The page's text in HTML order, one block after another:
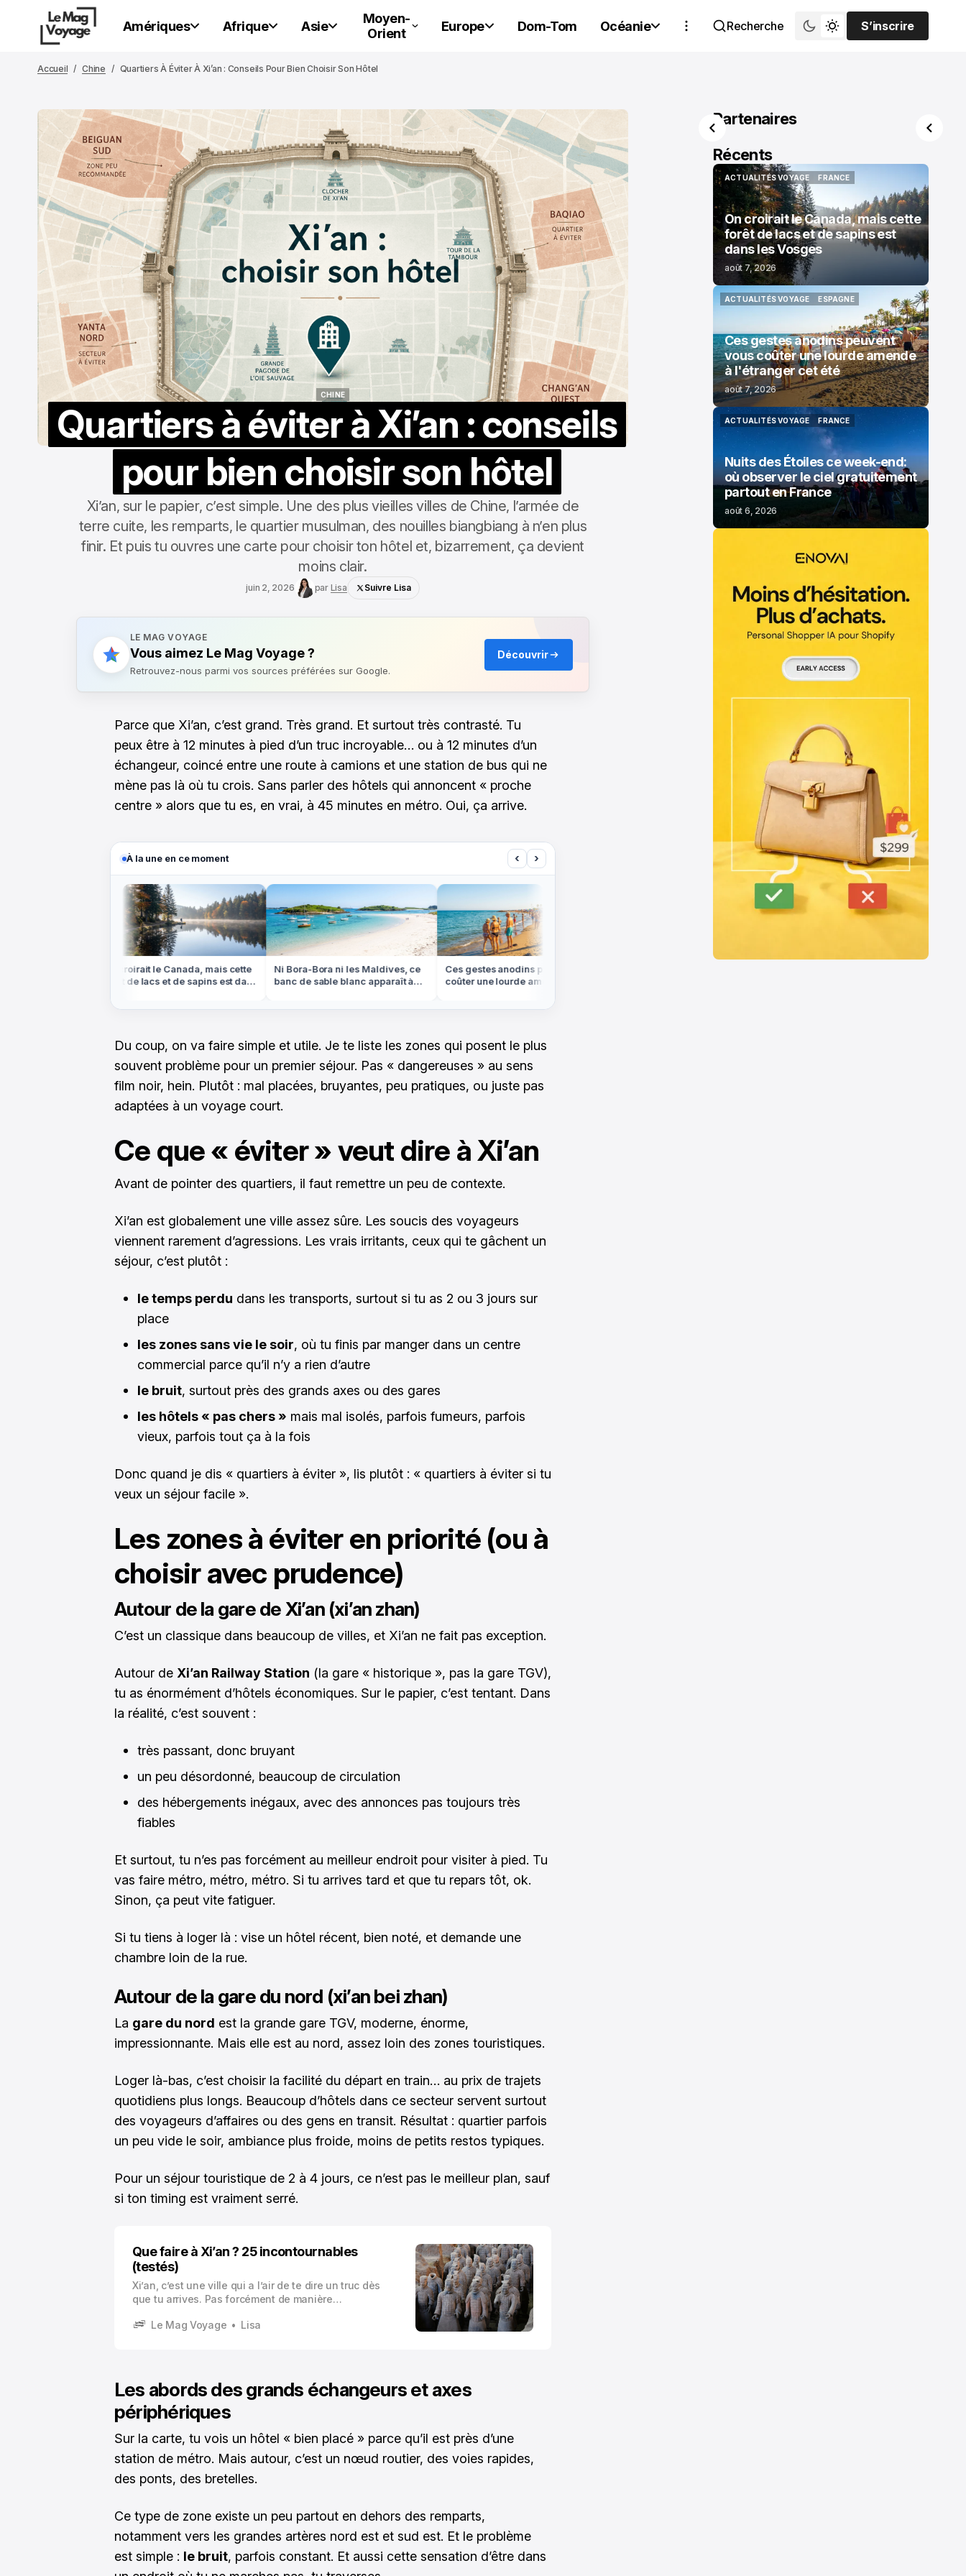
Amériques Afrique Asie
Moyen-
Orient
Europe Dom-Tom Océanie Recherche
S’inscrire
S’inscrire
Accueil Chine Quartiers À Éviter À Xi’an : Conseils Pour Bien Choisir Son Hôtel
CHINE
Quartiers à éviter à Xi’an : conseils
pour bien choisir son hôtel
Xi’an, sur le papier, c’est simple. Une des plus vieilles villes de Chine, l’armée de
terre cuite, les remparts, le quartier musulman, des nouilles biangbiang à n’en plus
finir. Et puis tu ouvres une carte pour choisir ton hôtel et, bizarrement, ça devient
moins clair.
juin 2, 2026 par Lisa Suivre Lisa
LE MAG VOYAGE
Vous aimez Le Mag Voyage ?
Retrouvez-nous parmi vos sources préférées sur Google.
Découvrir
Parce que Xi’an, c’est grand. Très grand. Et surtout très contrasté. Tu
peux être à 12 minutes à pied d’un truc incroyable… ou à 12 minutes d’un
échangeur, coincé entre une route à camions et une station de bus qui ne
mène pas là où tu crois. Sans parler des hôtels qui annoncent « proche
centre » alors que tu es, en vrai, à 45 minutes en métro. Oui, ça arrive.
À la une en ce moment ‹ ›
On croirait le Canada, mais cette
forêt de lacs et de sapins est dans
Ni Bora-Bora ni les Maldives, ce
banc de sable blanc apparaît à
Ces gestes anodins peuvent vous
coûter une lourde amende à
Du coup, on va faire simple et utile. Je te liste les zones qui posent le plus
souvent problème pour un premier séjour. Pas « dangereuses » au sens
film noir, hein. Plutôt : mal placées, bruyantes, peu pratiques, ou juste pas
adaptées à un voyage court.
Ce que « éviter » veut dire à Xi’an
Avant de pointer des quartiers, il faut remettre un peu de contexte.
Xi’an est globalement une ville assez sûre. Les soucis des voyageurs
viennent rarement d’agressions. Les vrais irritants, ceux qui te gâchent un
séjour, c’est plutôt :
le temps perdu dans les transports, surtout si tu as 2 ou 3 jours sur
place
les zones sans vie le soir, où tu finis par manger dans un centre
commercial parce qu’il n’y a rien d’autre
le bruit, surtout près des grands axes ou des gares
les hôtels « pas chers » mais mal isolés, parfois fumeurs, parfois
vieux, parfois tout ça à la fois
Donc quand je dis « quartiers à éviter », lis plutôt : « quartiers à éviter si tu
veux un séjour facile ».
Les zones à éviter en priorité (ou à
choisir avec prudence)
Autour de la gare de Xi’an (xi’an zhan)
C’est un classique dans beaucoup de villes, et Xi’an ne fait pas exception.
Autour de Xi’an Railway Station (la gare « historique », pas la gare TGV),
tu as énormément d’hôtels économiques. Sur le papier, c’est tentant. Dans
la réalité, c’est souvent :
très passant, donc bruyant
un peu désordonné, beaucoup de circulation
des hébergements inégaux, avec des annonces pas toujours très
fiables
Et surtout, tu n’es pas forcément au meilleur endroit pour visiter à pied. Tu
vas faire métro, métro, métro. Si tu arrives tard et que tu repars tôt, ok.
Sinon, ça peut vite fatiguer.
Si tu tiens à loger là : vise un hôtel récent, bien noté, et demande une
chambre loin de la rue.
Autour de la gare du nord (xi’an bei zhan)
La gare du nord est la grande gare TGV, moderne, énorme,
impressionnante. Mais elle est au nord, assez loin des zones touristiques.
Loger là-bas, c’est choisir la facilité du départ en train… au prix de trajets
quotidiens plus longs. Beaucoup d’hôtels dans ce secteur servent surtout
des voyageurs d’affaires ou des gens en transit. Résultat : quartier parfois
un peu vide le soir, ambiance plus froide, moins de petits restos typiques.
Pour un séjour touristique de 2 à 4 jours, ce n’est pas le meilleur plan, sauf
si ton timing est vraiment serré.
Que faire à Xi’an ? 25 incontournables
(testés)
Xi’an, c’est une ville qui a l’air de te dire un truc dès
que tu arrives. Pas forcément de manière
Le Mag Voyage
Lisa
Les abords des grands échangeurs et axes
périphériques
Sur la carte, tu vois un hôtel « bien placé » parce qu’il est près d’une
station de métro. Mais autour, c’est un nœud routier, des voies rapides,
des ponts, des bretelles.
Ce type de zone existe un peu partout en dehors des remparts,
notamment vers les grandes artères nord est et sud est. Et le problème
est simple : le bruit, parfois constant. Et aussi cette sensation d’être dans
Partenaires
Récents
ACTUALITÉS VOYAGE
ACTUALITÉS VOYAGE
FRANCE
On croirait le Canada, mais cette
forêt de lacs et de sapins est
dans les Vosges
août 7, 2026
ACTUALITÉS VOYAGE
ESPAGNE
Ces gestes anodins peuvent
vous coûter une lourde amende
à l'étranger cet été
août 7, 2026
ACTUALITÉS VOYAGE
ACTUALITÉS VOYAGE
FRANCE
FRANCE
Nuits des Étoiles ce week-end:
où observer le ciel gratuitement
partout en France
août 6, 2026